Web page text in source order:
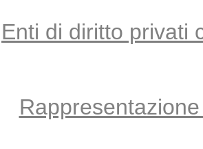
Enti di diritto privati